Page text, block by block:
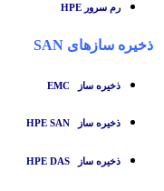
رم سرور HPE
ذخیره سازهای SAN
ذخیره ساز
ذخیره ساز HPE SAN
ذخیره ساز HPE DAS